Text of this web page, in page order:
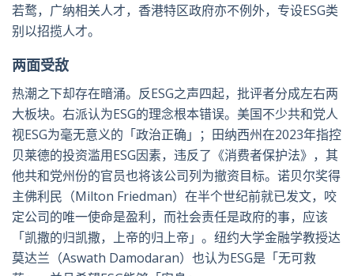
若鹜，广纳相关人才，香港特区政府亦不例外，专设ESG类
别以招揽人才。
两面受敌
热潮之下却存在暗涌。反ESG之声四起，批评者分成左右两
大板块。右派认为ESG的理念根本错误。美国不少共和党人
视ESG为毫无意义的「政治正确」；田纳西州在2023年指控
贝莱德的投资滥用ESG因素，违反了《消费者保护法》，其
他共和党州份的官员也将该公司列为撤资目标。诺贝尔奖得
主佛利民（Milton Friedman）在半个世纪前就已发文，咬
定公司的唯一使命是盈利，而社会责任是政府的事，应该
「凯撒的归凯撒，上帝的归上帝」。纽约大学金融学教授达
莫达兰（Aswath Damodaran）也认为ESG是「无可救